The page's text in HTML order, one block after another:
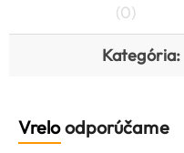
(0)
Kategória:
Vreloodporúčame